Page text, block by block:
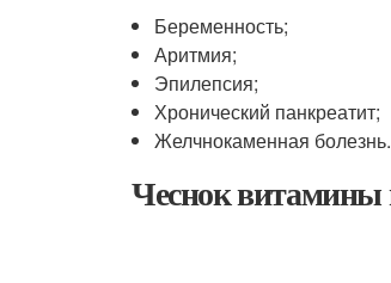
Беременность;
Аритмия;
Эпилепсия;
Хронический панкреатит;
Желчнокаменная болезнь.
Чеснок витамины